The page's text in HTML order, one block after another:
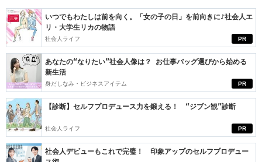
PR
いつでもわたしは前を向く。「女の子の日」を前向きに♪社会人エ
リ・大学生リカの物語
社会人ライフ
PR
あなたの“なりたい”社会人像は？ お仕事バッグ選びから始める
新生活
身だしなみ・ビジネスアイテム
PR
【診断】セルフプロデュース力を鍛える！ “ジブン観”診断
社会人ライフ
社会人デビューもこれで完璧！ 印象アップのセルフプロデュー